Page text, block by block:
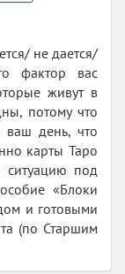
не дается/
фактор вас
живут в
потому что
день, что
карты Таро
ситуацию под
«Блоки
и готовыми
(по Старшим